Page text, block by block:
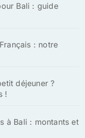
Bali : guide
: notre
déjeuner ?
!
à Bali : montants et